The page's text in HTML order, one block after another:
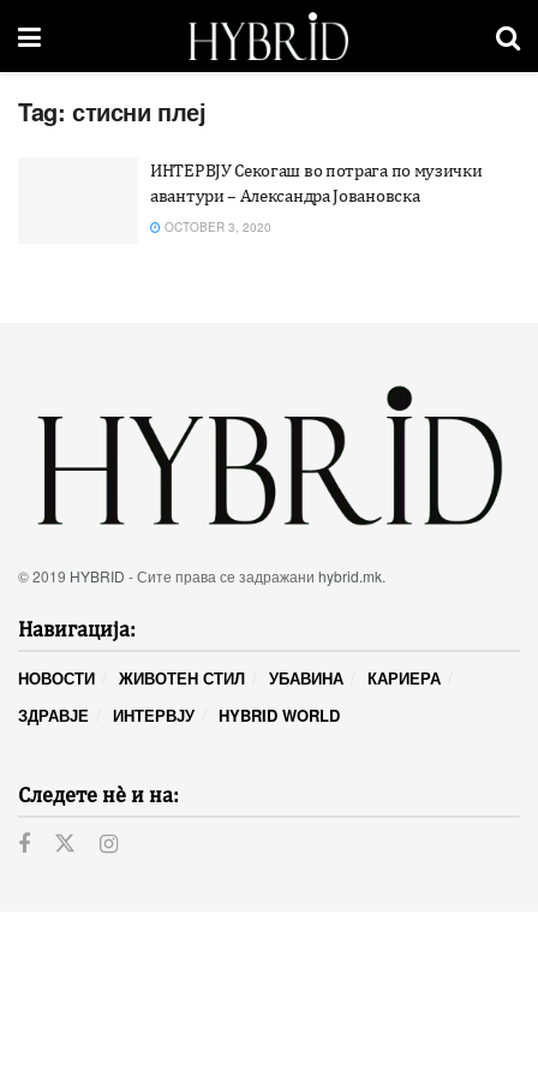
Tag: стисни плеј
ИНТЕРВЈУ Секогаш во потрага по музички
авантури – Александра Јовановска
OCTOBER 3, 2020
© 2019 HYBRID - Сите права се задражани hybrid.mk.
Навигација:
НОВОСТИ ЖИВОТЕН СТИЛ УБАВИНА
КАРИЕРА
ЗДРАВЈЕ
ИНТЕРВЈУ HYBRID WORLD
Следете нѐ и на: